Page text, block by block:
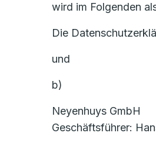
wird im Folgenden
Die
und
b)
Neyenhuys GmbH
Geschäftsführer: